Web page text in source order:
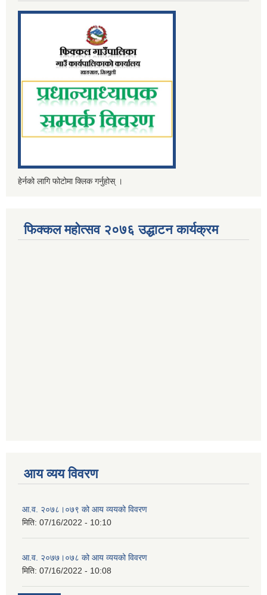
हेर्नको लागि फोटोमा क्लिक गर्नुहोस् ।
फिक्कल महोत्सव २०७६ उद्धाटन कार्यक्रम
आय व्यय विवरण
आ.व. २०७८।०७९ को आय व्ययको विवरण
मिति: 07/16/2022 - 10:10
आ.व. २०७७।०७८ को आय व्ययको विवरण
मिति: 07/16/2022 - 10:08